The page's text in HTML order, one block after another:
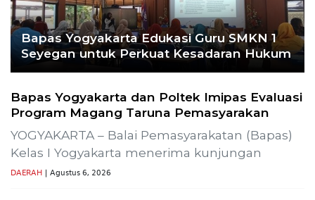
Bapas Yogyakarta Edukasi Guru SMKN 1
Seyegan untuk Perkuat Kesadaran Hukum
Bapas Yogyakarta dan Poltek Imipas Evaluasi
Program Magang Taruna Pemasyarakan
YOGYAKARTA – Balai Pemasyarakatan (Bapas)
Kelas I Yogyakarta menerima kunjungan
DAERAH | Agustus 6, 2026